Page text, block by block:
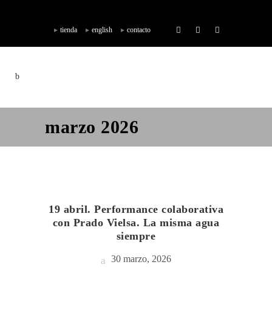
tienda english contacto
marzo 2026
19 abril. Performance colaborativa
con Prado Vielsa. La misma agua
siempre
30 marzo, 2026